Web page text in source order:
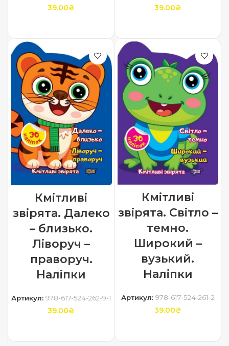
39.00₴ 39.00₴
Кмітливі
звірята. Далеко
– близько.
Ліворуч –
праворуч.
Наліпки
Артикул: 978-617-524-262-9-1
39.00₴
Кмітливі
звірята. Світло –
темно.
Широкий –
вузький.
Наліпки
Артикул: 978-617-524-261-2
39.00₴